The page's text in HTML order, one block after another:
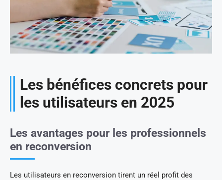
Les bénéfices concrets pour
les utilisateurs en 2025
Les avantages pour les professionnels
en reconversion
Les utilisateurs en reconversion tirent un réel profit des